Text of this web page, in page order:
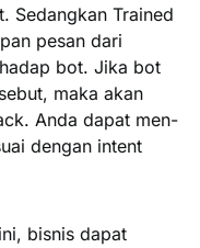
Sedangkan Trained
pesan dari
bot. Jika bot
maka akan
. Anda dapat men-
dengan intent
bisnis dapat